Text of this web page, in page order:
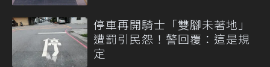
停車再開騎士「雙腳未著地」
遭罰引民怨！警回覆：這是規
定